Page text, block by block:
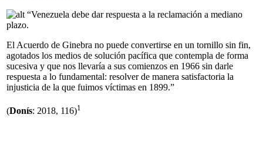
“Venezuela debe dar respuesta a la reclamación a mediano
plazo.
El Acuerdo de Ginebra no puede convertirse en un tornillo sin fin,
agotados los medios de solución pacífica que contempla de forma
sucesiva y que nos llevaría a sus comienzos en 1966 sin darle
respuesta a lo fundamental: resolver de manera satisfactoria la
injusticia de la que fuimos víctimas en 1899.”
(Donís: 2018, 116)1